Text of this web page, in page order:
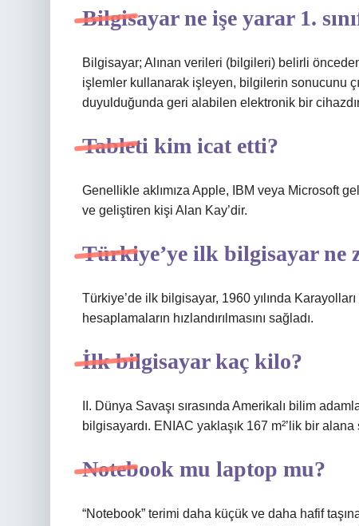
Bilgisayar ne işe yarar 1.
Bilgisayar; Alınan verileri (bilgileri) belirli
işlemler kullanarak işleyen, bilgilerin sonucunu
duyulduğunda geri alabilen elektronik bir
Tableti kim icat etti?
Genellikle aklımıza Apple, IBM veya Microsoft
ve geliştiren kişi Alan Kay’dir.
Türkiye’ye ilk bilgisayar ne
Türkiye’de ilk bilgisayar, 1960 yılında
hesaplamaların hızlandırılmasını sağladı.
İlk bilgisayar kaç kilo?
II. Dünya Savaşı sırasında Amerikalı bilim
bilgisayardı. ENIAC yaklaşık 167 m²’lik bir alana
Notebook mu laptop mu?
“Notebook” terimi daha küçük ve daha hafif